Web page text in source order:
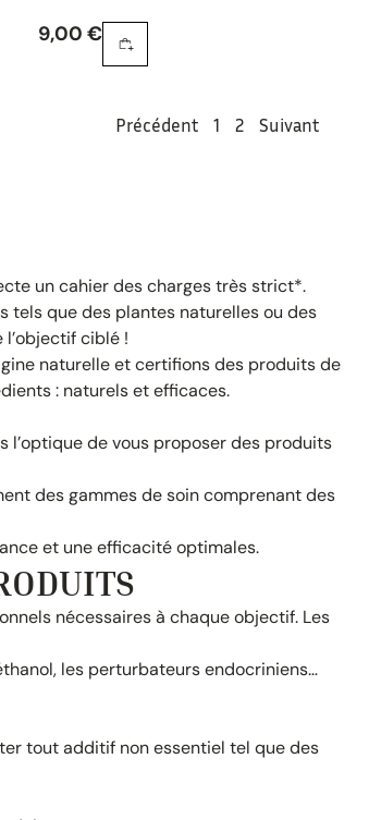
9,00 €
Précédent 1 2 Suivant
un cahier des charges très strict*.
tels que des plantes naturelles ou des
ciblé !
naturelle et certifions des produits de
: naturels et efficaces.
de vous proposer des produits
des gammes de soin comprenant des
et une efficacité optimales.
nécessaires à chaque objectif. Les
les perturbateurs endocriniens…
tout additif non essentiel tel que des